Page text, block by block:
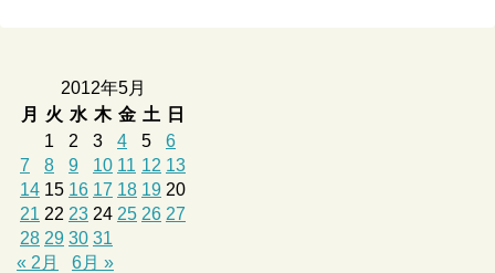
2012年5月
月
火 水 木 金 土
日
1
2 3 4 5
6
7
8 9 10 11 12 13
14 15 16 17 18 19 20
21 22 23 24 25 26 27
28 29 30 31
« 2月
6月 »